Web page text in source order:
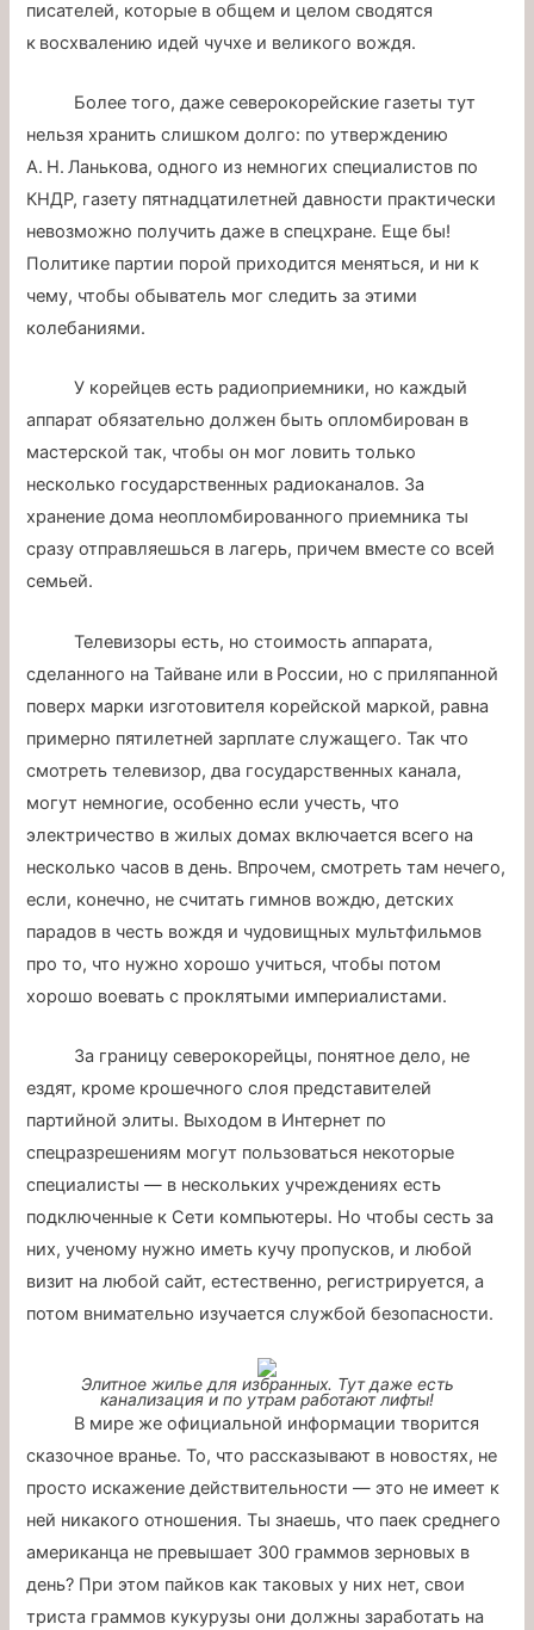
писателей, которые в общем и целом сводятся
к восхвалению идей чучхе и великого вождя.
Более того, даже северокорейские газеты тут
нельзя хранить слишком долго: по утверждению
А. Н. Ланькова, одного из немногих специалистов по
КНДР, газету пятнадцатилетней давности практически
невозможно получить даже в спецхране. Еще бы!
Политике партии порой приходится меняться, и ни к
чему, чтобы обыватель мог следить за этими
колебаниями.
У корейцев есть радиоприемники, но каждый
аппарат обязательно должен быть опломбирован в
мастерской так, чтобы он мог ловить только
несколько государственных радиоканалов. За
хранение дома неопломбированного приемника ты
сразу отправляешься в лагерь, причем вместе со всей
семьей.
Телевизоры есть, но стоимость аппарата,
сделанного на Тайване или в России, но с приляпанной
поверх марки изготовителя корейской маркой, равна
примерно пятилетней зарплате служащего. Так что
смотреть телевизор, два государственных канала,
могут немногие, особенно если учесть, что
электричество в жилых домах включается всего на
несколько часов в день. Впрочем, смотреть там нечего,
если, конечно, не считать гимнов вождю, детских
парадов в честь вождя и чудовищных мультфильмов
про то, что нужно хорошо учиться, чтобы потом
хорошо воевать с проклятыми империалистами.
За границу северокорейцы, понятное дело, не
ездят, кроме крошечного слоя представителей
партийной элиты. Выходом в Интернет по
спецразрешениям могут пользоваться некоторые
специалисты — в нескольких учреждениях есть
подключенные к Сети компьютеры. Но чтобы сесть за
них, ученому нужно иметь кучу пропусков, и любой
визит на любой сайт, естественно, регистрируется, а
потом внимательно изучается службой безопасности.
Элитное жилье для избранных. Тут даже есть
канализация и по утрам работают лифты!
В мире же официальной информации творится
сказочное вранье. То, что рассказывают в новостях, не
просто искажение действительности — это не имеет к
ней никакого отношения. Ты знаешь, что паек среднего
американца не превышает 300 граммов зерновых в
день? При этом пайков как таковых у них нет, свои
триста граммов кукурузы они должны заработать на